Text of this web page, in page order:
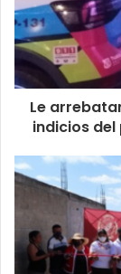
Le
indicios